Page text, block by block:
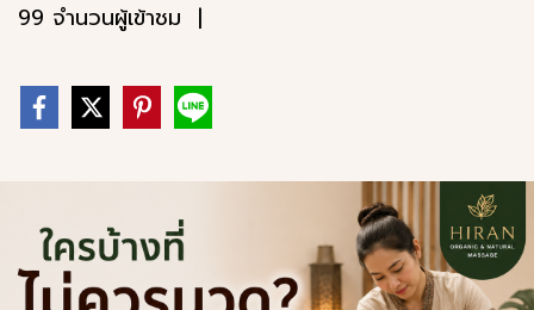
99 จำนวนผู้เข้าชม |